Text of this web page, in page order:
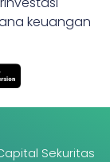
keuangan
Sekuritas